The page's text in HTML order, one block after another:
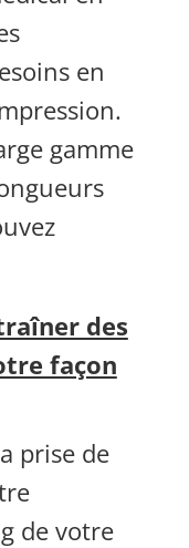
en
gamme
des
façon
prise de
de votre